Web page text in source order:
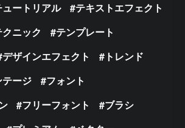
ュートリアル
テキストエフェクト
クニック
テンプレート
デザインエフェクト
トレンド
テージ
フォント
フリーフォント
ブラシ